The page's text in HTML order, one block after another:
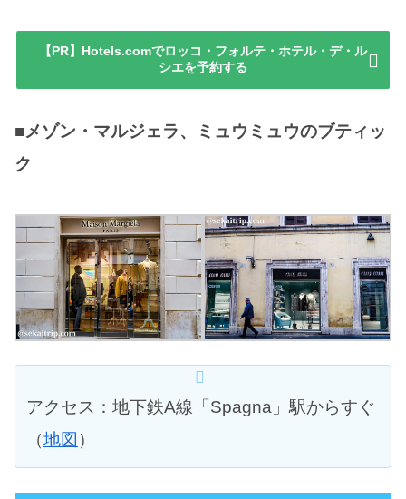
【PR】Hotels.comでロッコ・フォルテ・ホテル・デ・ル
シエを予約する
■メゾン・マルジェラ、ミュウミュウのブティッ
ク
アクセス：地下鉄A線「Spagna」駅からすぐ
（地図 ）